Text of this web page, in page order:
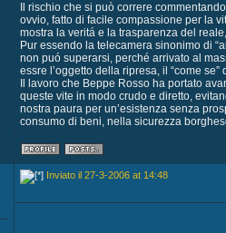
Il rischio che si può correre
ovvio, fatto di facile compassione per la
mostra la veritá e la trasparenza del
Pur essendo la telecamera sinonimo di
non puó superarsi, perché arrivato al
essre l’oggetto della ripresa, il “come
Il lavoro che Beppe Rosso ha portato
queste vite in modo crudo e diretto,
nostra paura per un’esistenza senza
consumo di beni, nella sicurezza
Inviato il 27-3-2006 at 14:48